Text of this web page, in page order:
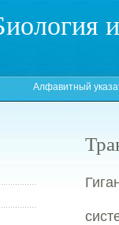
Алфавитный